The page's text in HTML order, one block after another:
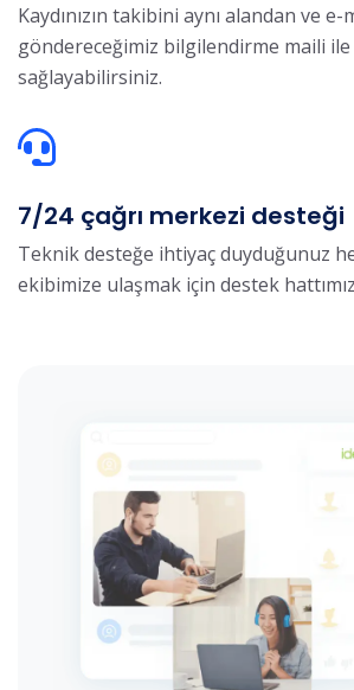
Kaydınızın takibini aynı alandan ve
göndereceğimiz bilgilendirme maili ile
sağlayabilirsiniz.
7/24 çağrı merkezi desteği
Teknik desteğe ihtiyaç duyduğunuz
ekibimize ulaşmak için destek